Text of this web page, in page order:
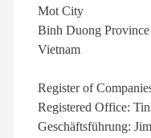
Mot City
Binh Duong Province
Vietnam
Register of
Registered Office:
Geschäftsführung: